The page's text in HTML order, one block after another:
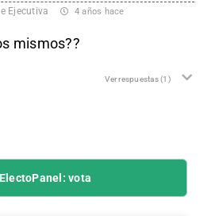
Ejecutiva 4 años hace
mismos??
Ver respuestas(1)
ElectoPanel: vota